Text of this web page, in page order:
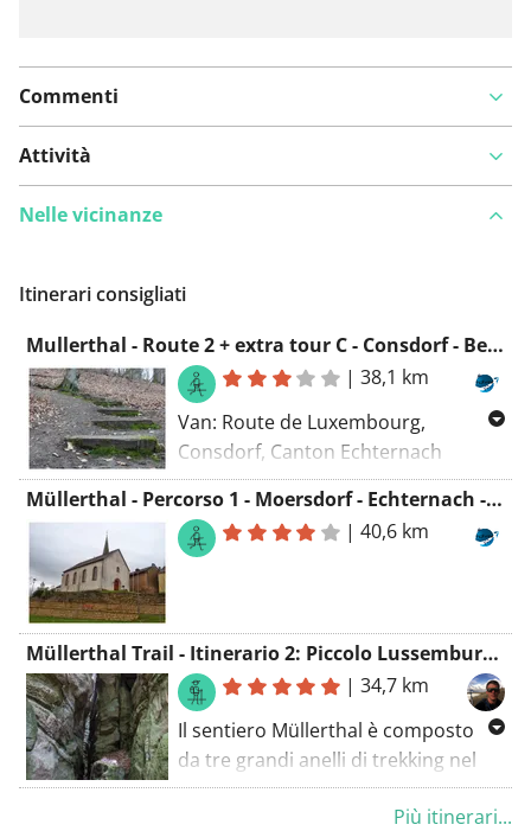
Commenti
Attività
Nelle vicinanze
Itinerari consigliati
Mullerthal - Route 2 + extra tour C - Consdorf - Berdorf - Consdorf
|38,1 km
Van: Route de Luxembourg,
Consdorf, Canton Echternach
Naar: Ancienne ligne Luxembourg -
Echternach, Consdorf, Canton
Echternach
Müllerthal - Percorso 1 - Moersdorf - Echternach - Moersdorf
|40,6 km
Müllerthal Trail - Itinerario 2: Piccolo Lussemburgo al suo meglio
|34,7 km
Il sentiero Müllerthal è composto
da tre grandi anelli di trekking nel
cuore del Gran Ducato di
Lussemburgo, oltre ai tre grandi
Più itinerari...